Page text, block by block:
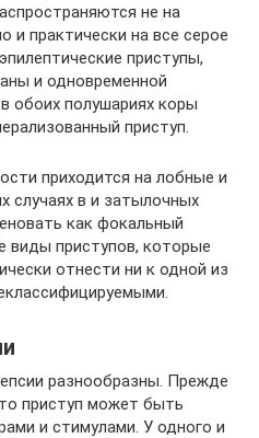
не на
и практически на все серое
приступы,
и одновременной
обоих полушариях коры
приступ.
приходится на лобные и
случаях в и затылочных
как фокальный
виды приступов, которые
отнести ни к одной из
разнообразны. Прежде
приступ может быть
и стимулами. У одного и